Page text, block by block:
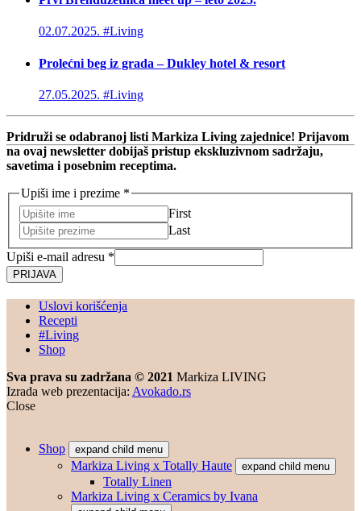
02.07.2025. #Living
Prolećni beg iz grada – Dukley hotel & resort
27.05.2025. #Living
Pridruži se odabranoj listi Markiza Living zajednice! Prijavom
na ovaj newsletter dobijaš pristup ekskluzivnom sadržaju,
savetima i posebnim receptima.
Upiši ime i prezime *
First
Last
Upiši e-mail adresu *
PRIJAVA
Uslovi korišćenja
Recepti
#Living
Shop
Sva prava su zadržana © 2021 Markiza LIVING
Izrada web prezentacija: Avokado.rs
Close
Shop expand child menu
Markiza Living x Totally Haute expand child menu
Totally Linen
Markiza Living x Ceramics by Ivana